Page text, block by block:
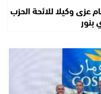
عزى وكيلا للائحة الحزب
بنور